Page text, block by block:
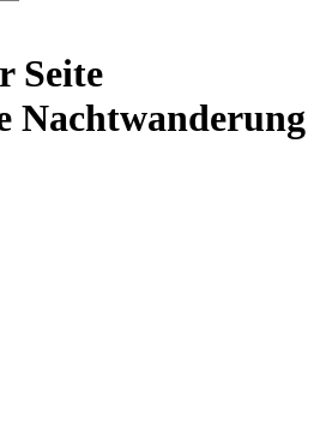
Seite
Nachtwanderung